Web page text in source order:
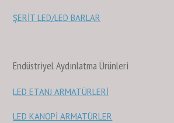
ŞERİT LED/LED BARLAR
Endüstriyel Aydınlatma Ürünleri
LED ETANJ ARMATÜRLERİ
LED KANOPİ ARMATÜRLER